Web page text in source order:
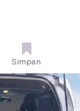
Simpan